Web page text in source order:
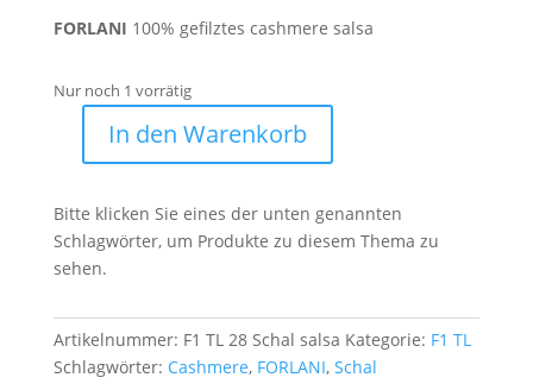
FORLANI 100% gefilztes cashmere salsa
Nur noch 1 vorrätig
Schal
In den Warenkorb
Bitte klicken Sie eines der unten genannten
Schlagwörter, um Produkte zu diesem Thema zu
sehen.
Artikelnummer: F1 TL 28 Schal salsa Kategorie: F1 TL
Schlagwörter: Cashmere, FORLANI, Schal